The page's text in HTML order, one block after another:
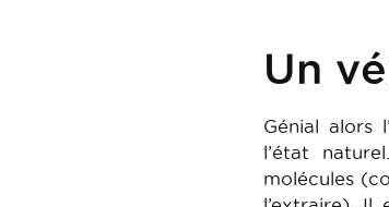
Un
Génial alors
l’état
molécules